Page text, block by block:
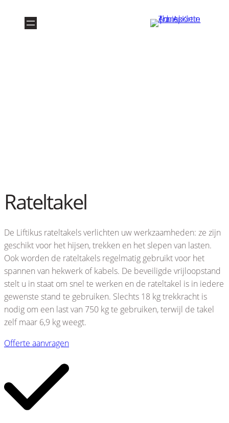
Rateltakel
De Liftikus rateltakels verlichten uw werkzaamheden: ze zijn
geschikt voor het hijsen, trekken en het slepen van lasten.
Ook worden de rateltakels regelmatig gebruikt voor het
spannen van hekwerk of kabels. De beveiligde vrijloopstand
stelt u in staat om snel te werken en de rateltakel is in iedere
gewenste stand te gebruiken. Slechts 18 kg trekkracht is
nodig om een last van 750 kg te gebruiken, terwijl de takel
zelf maar 6,9 kg weegt.
Offerte aanvragen